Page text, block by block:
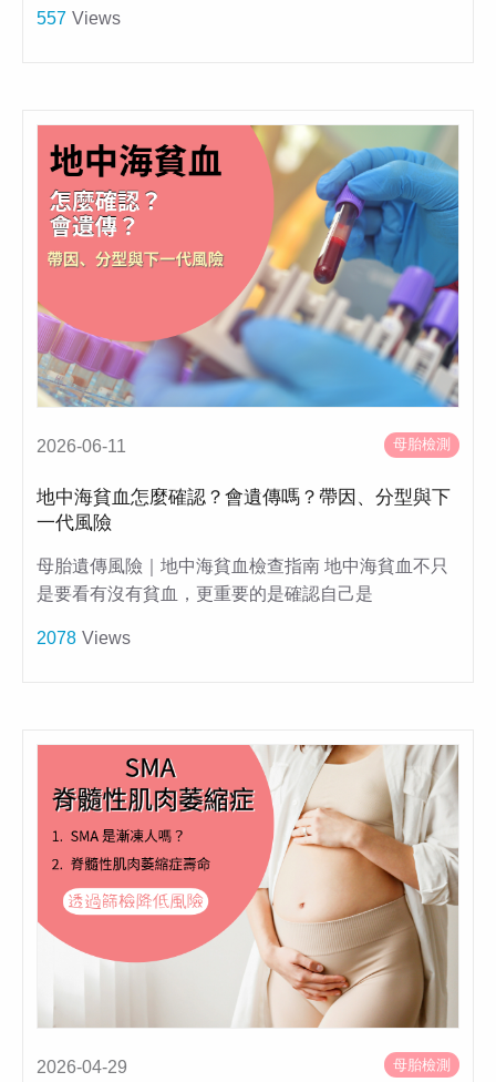
557 Views
2026-06-11 母胎檢測
地中海貧血怎麼確認？會遺傳嗎？帶因、分型與下
一代風險
母胎遺傳風險｜地中海貧血檢查指南 地中海貧血不只
是要看有沒有貧血，更重要的是確認自己是
2078 Views
2026-04-29 母胎檢測